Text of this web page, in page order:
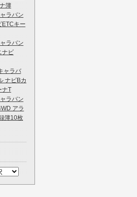
簿
ラバン
ETCキー
ラバン
ナビ
ャラバ
ナビBカ
ナT
ラバン
アラ
簿10枚